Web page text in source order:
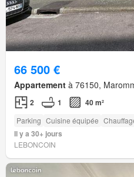
66 500 €
Appartement à 76150,
2 1 40 m²
Parking Cuisine équipée
Il y a 30+ jours
LEBONCOIN